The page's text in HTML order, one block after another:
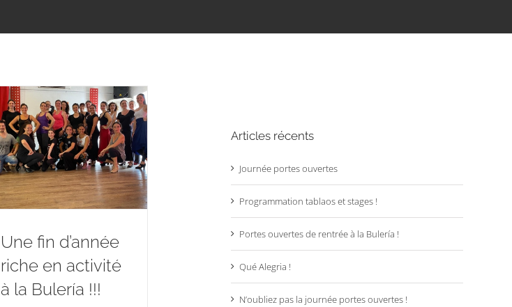
Une fin d’année
riche en activité
à la Bulería !!!
Articles récents
Journée portes ouvertes
Programmation tablaos et stages !
Portes ouvertes de rentrée à la Bulería !
Qué Alegria !
N’oubliez pas la journée portes ouvertes !